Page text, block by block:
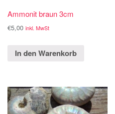
Ammonit braun 3cm
€5,00 inkl. MwSt
In den Warenkorb